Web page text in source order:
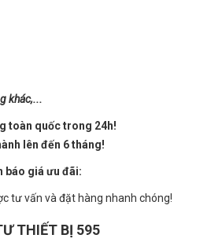
khác,...
toàn quốc trong 24h!
lên đến 6 tháng!
báo giá ưu đãi:
tư vấn và đặt hàng nhanh chóng!
THIẾT BỊ 595